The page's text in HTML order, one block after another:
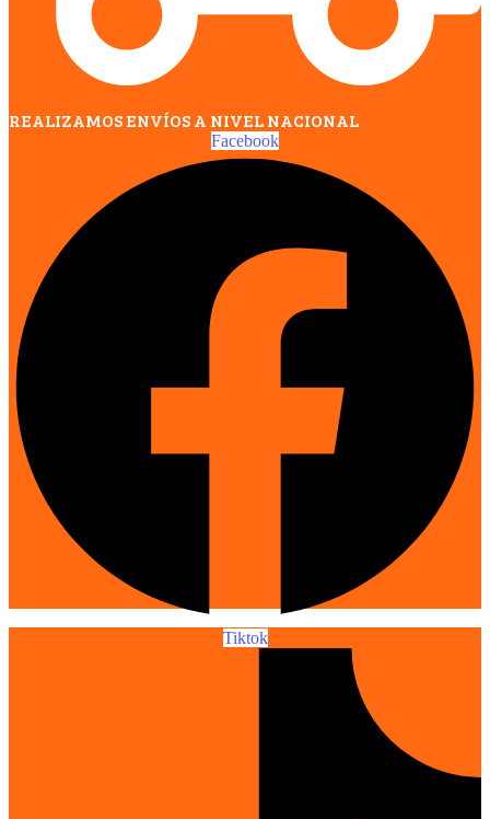
REALIZAMOS ENVÍOS A NIVEL NACIONAL
Facebook
Tiktok